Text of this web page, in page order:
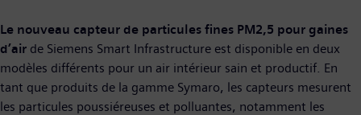
Le nouveau capteur de particules fines PM2,5 pour gaines
d’air de Siemens Smart Infrastructure est disponible en deux
modèles différents pour un air intérieur sain et productif. En
tant que produits de la gamme Symaro, les capteurs mesurent
les particules poussiéreuses et polluantes, notamment les